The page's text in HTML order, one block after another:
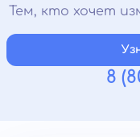
Тем, кто хочет
8